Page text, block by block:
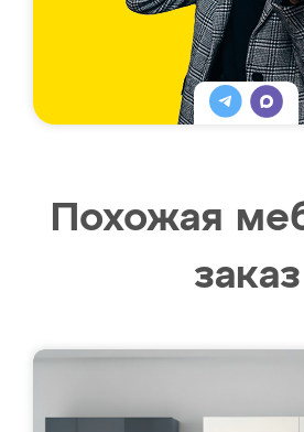
Похожая
заказ